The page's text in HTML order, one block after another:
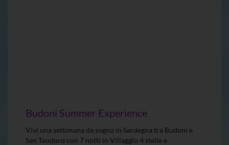
Budoni Summer Experience
Vivi una settimana da sogno in Sardegna tra Budoni e
San Teodoro con 7 notti in Villaggio 4 stelle e